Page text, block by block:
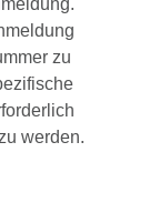
zu
werden.